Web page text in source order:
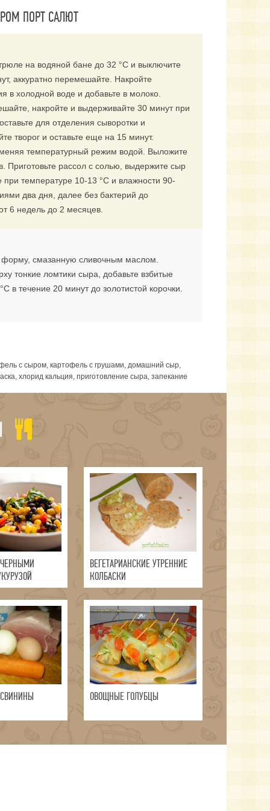
ПОРТ САЛЮТ
на водяной бане до 32 °С и выключите
аккуратно перемешайте. Накройте
в холодной воде и добавьте в молоко.
накройте и выдерживайте 30 минут при
для отделения сыворотки и
творог и оставьте еще на 15 минут.
температурный режим водой. Выложите
Приготовьте рассол с солью, выдержите сыр
при температуре 10-13 °С и влажности 90-
два дня, далее без бактерий до
6 недель до 2 месяцев.
смазанную сливочным маслом.
тонкие ломтики сыра, добавьте взбитые
в течение 20 минут до золотистой корочки.
с сыром, картофель с грушами, домашний сыр,
хлорид кальция, приготовление сыра, запекание
ВЕГЕТАРИАНСКИЕ УТРЕННИЕ
КОЛБАСКИ
ОВОЩНЫЕ ГОЛУБЦЫ